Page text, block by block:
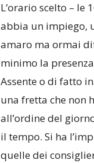
L’orario scelto –
abbia un impiego,
amaro ma ormai
minimo la
Assente o di fatto
una fretta che non
all’ordine del
il tempo. Si ha
quelle dei